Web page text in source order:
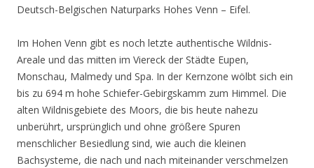
Deutsch-Belgischen Naturparks Hohes Venn – Eifel.
Im Hohen Venn gibt es noch letzte authentische Wildnis-
Areale und das mitten im Viereck der Städte Eupen,
Monschau, Malmedy und Spa. In der Kernzone wölbt sich ein
bis zu 694 m hohe Schiefer-Gebirgskamm zum Himmel. Die
alten Wildnisgebiete des Moors, die bis heute nahezu
unberührt, ursprünglich und ohne größere Spuren
menschlicher Besiedlung sind, wie auch die kleinen
Bachsysteme, die nach und nach miteinander verschmelzen